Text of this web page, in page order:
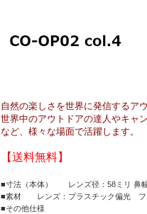
自然の楽しさを世界に発信するア
世界中のアウトドアの達人やキャ
など、様々な場面で活躍します。
【送料無料】
■寸法（本体） レンズ径：58ミリ 鼻幅
■素材 レンズ：プラスチック偏光 フ
■その他仕様